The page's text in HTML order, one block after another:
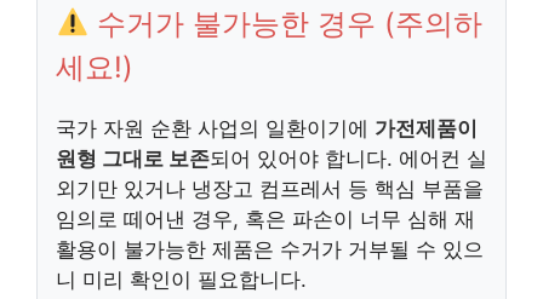
수거가 불가능한 경우 (주의하
세요!)
국가 자원 순환 사업의 일환이기에 가전제품이
원형 그대로 보존되어 있어야 합니다. 에어컨 실
외기만 있거나 냉장고 컴프레서 등 핵심 부품을
임의로 떼어낸 경우, 혹은 파손이 너무 심해 재
활용이 불가능한 제품은 수거가 거부될 수 있으
니 미리 확인이 필요합니다.